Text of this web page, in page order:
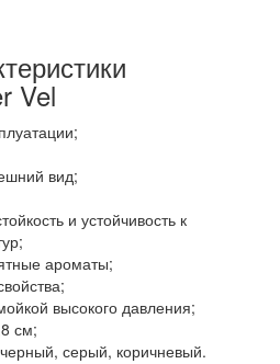
Vel
вид;
и устойчивость к
ароматы;
высокого давления;
см;
серый, коричневый.